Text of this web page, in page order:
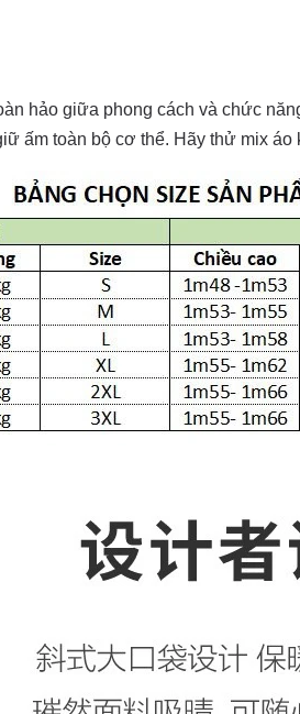
hảo giữa phong cách và chức
ấm toàn bộ cơ thể. Hãy thử mix